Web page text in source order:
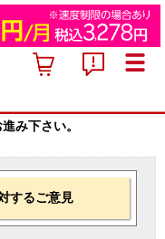
み下さい。
するご意見